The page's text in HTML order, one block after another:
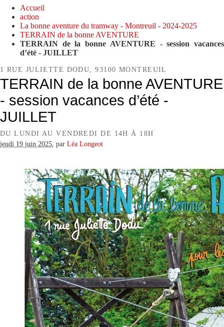
Accueil
action
La bonne aventure du tramway - Montreuil - 2024-2025
TERRAIN de la bonne AVENTURE
TERRAIN de la bonne AVENTURE - session vacances
d’été - JUILLET
1 RUE JULIETTE DODU, 93100 MONTREUIL
TERRAIN de la bonne AVENTURE
- session vacances d’été -
JUILLET
DU LUNDI AU VENDREDI DE 14H À 18H
jeudi 19 juin 2025 par Léa Longeot